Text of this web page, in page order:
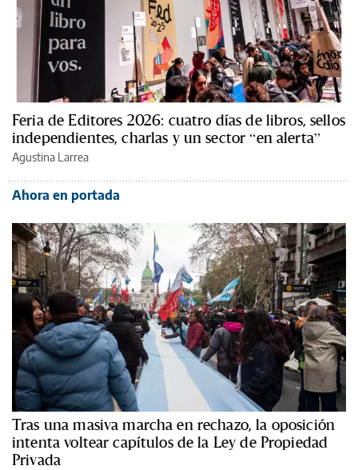
Feria de Editores 2026: cuatro días de libros, sellos
independientes, charlas y un sector “en alerta”
Agustina Larrea
Ahora en portada
Tras una masiva marcha en rechazo, la oposición
intenta voltear capítulos de la Ley de Propiedad
Privada